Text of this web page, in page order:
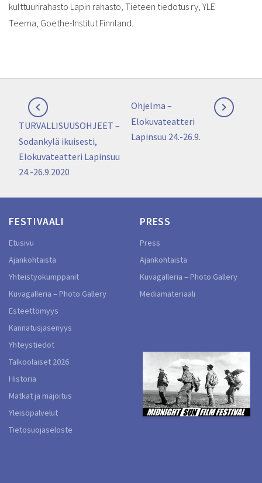
kulttuurirahasto Lapin rahasto, Tieteen tiedotus ry, YLE
Teema, Goethe-Institut Finnland.
Artikkelien
selaus

Previous
post:
TURVALLISUUSOHJEET –
Sodankylä ikuisesti,
Elokuvateatteri Lapinsuu
24.-26.9.2020

Next
post:
Ohjelma –
Elokuvateatteri
Lapinsuu 24.-26.9.
FESTIVAALI
Etusivu
Ajankohtaista
Yhteistyökumppanit
Kuvagalleria – Photo Gallery
Esteettömyys
Kannatusjäsenyys
Yhteystiedot
Talkoolaiset 2026
Historia
Matkat ja majoitus
Yleisöpalvelut
Tietosuojaseloste
PRESS
Press
Ajankohtaista
Kuvagalleria – Photo Gallery
Mediamateriaali